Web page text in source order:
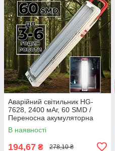
Аварійний світильник HG-
7628, 2400 мАг, 60 SMD /
Переносна акумуляторна
LED лампа-ліхтар
В наявності
194,67 ₴ 278,10 ₴